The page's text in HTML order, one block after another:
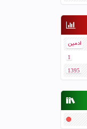
ادمین
1
1395